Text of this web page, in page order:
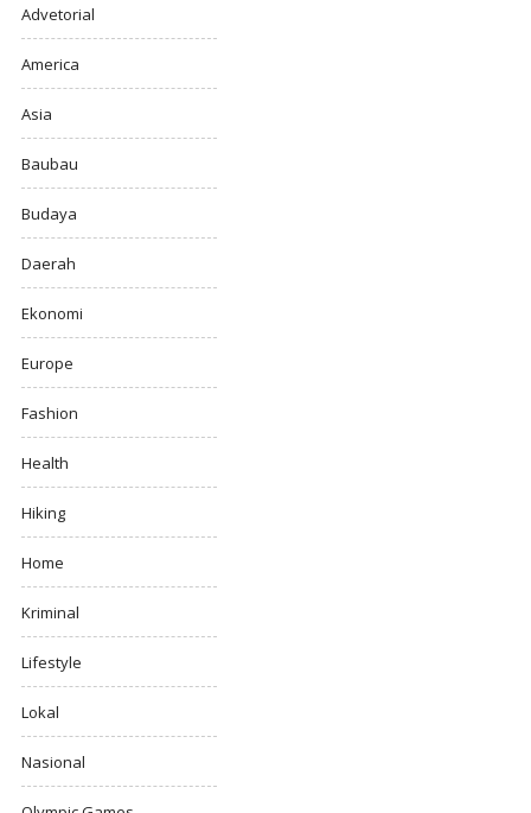
Advetorial
America
Asia
Baubau
Budaya
Daerah
Ekonomi
Europe
Fashion
Health
Hiking
Home
Kriminal
Lifestyle
Lokal
Nasional